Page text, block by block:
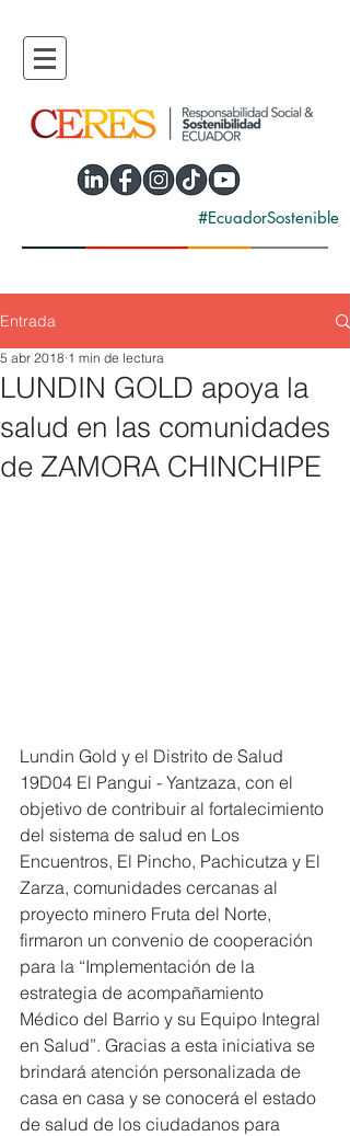
#EcuadorSostenible
Entrada
LUNDIN GOLD apoya la
salud en las comunidades
de ZAMORA CHINCHIPE
5 abr 2018 1 min de lectura
Lundin Gold y el Distrito de Salud
19D04 El Pangui - Yantzaza, con el
objetivo de contribuir al fortalecimiento
del sistema de salud en Los
Encuentros, El Pincho, Pachicutza y El
Zarza, comunidades cercanas al
proyecto minero Fruta del Norte,
firmaron un convenio de cooperación
para la “Implementación de la
estrategia de acompañamiento
Médico del Barrio y su Equipo Integral
en Salud”. Gracias a esta iniciativa se
brindará atención personalizada de
casa en casa y se conocerá el estado
de salud de los ciudadanos para